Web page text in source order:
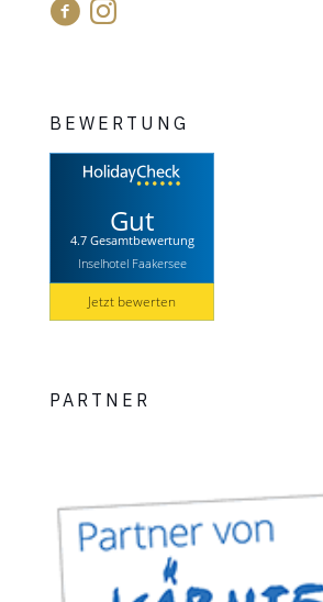
BEWERTUNG
Gut
4.7 Gesamtbewertung
Inselhotel Faakersee
Jetzt bewerten
PARTNER